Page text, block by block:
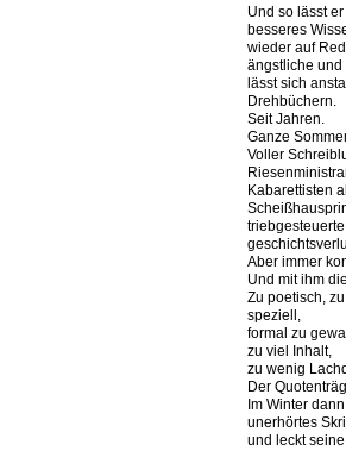
Und so lässt
besseres
wieder auf
ängstliche
lässt sich
Drehbüchern.
Seit Jahren.
Ganze
Voller
Kabarettisten
Aber immer
Und mit ihm
Zu poetisch,
speziell,
formal zu
zu viel Inhalt,
zu wenig
Der
Im Winter
unerhörtes
und leckt